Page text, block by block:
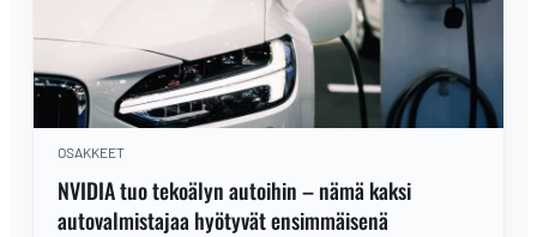
OSAKKEET
NVIDIA tuo tekoälyn autoihin – nämä kaksi
autovalmistajaa hyötyvät ensimmäisenä